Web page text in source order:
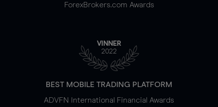
ForexBrokers.com Awards
VINNER
2022
BEST MOBILE TRADING PLATFORM
ADVFN International Financial Awards